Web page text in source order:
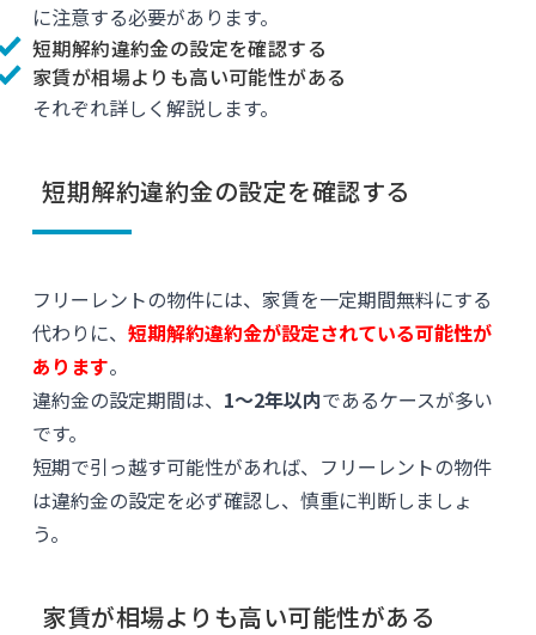
に注意する必要があります。
短期解約違約金の設定を確認する
家賃が相場よりも高い可能性がある
それぞれ詳しく解説します。
短期解約違約金の設定を確認する
フリーレントの物件には、家賃を一定期間無料にする
代わりに、 短期解約違約金が設定されている可能性が
あります。
違約金の設定期間は、 1〜2年以内であるケースが多い
です。
短期で引っ越す可能性があれば、フリーレントの物件
は違約金の設定を必ず確認し、慎重に判断しましょ
う。
家賃が相場よりも高い可能性がある